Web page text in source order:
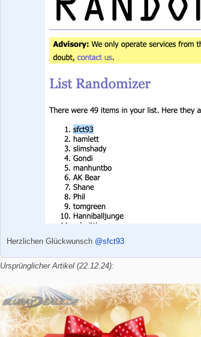
Herzlichen Glückwunsch @sfct93
Ursprünglicher Artikel (22.12.24):